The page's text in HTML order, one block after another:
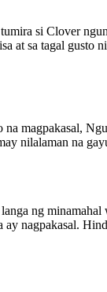
si Clover
at sa tagal gusto
magpakasal,
nilalaman na
ng minamahal
nagpakasal.